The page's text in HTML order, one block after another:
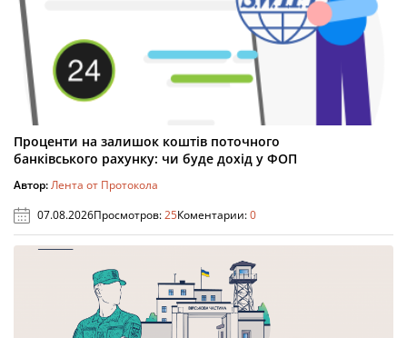
Проценти на залишок коштів поточного
банківського рахунку: чи буде дохід у ФОП
Автор:Лента от Протокола
07.08.2026Просмотров:25Коментарии:0